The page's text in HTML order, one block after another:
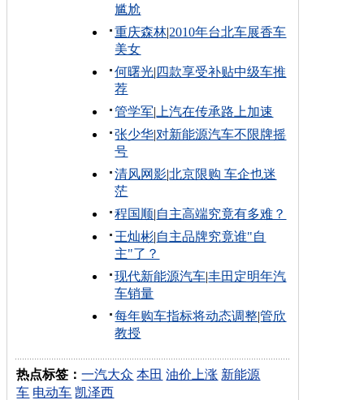
尴尬
重庆森林|2010年台北车展香车
美女
何曙光| 四款享受补贴中级车推
荐
管学军| 上汽在传承路上加速
张少华|对新能源汽车不限牌摇
号
清风网影|北京限购 车企也迷
茫
程国顺|自主高端究竟有多难？
王灿彬|自主品牌究竟谁"自
主"了？
现代新能源汽车|丰田定明年汽
车销量
每年购车指标将动态调整|管欣
教授
热点标签：一汽大众 本田 油价上涨 新能源
车 电动车 凯泽西